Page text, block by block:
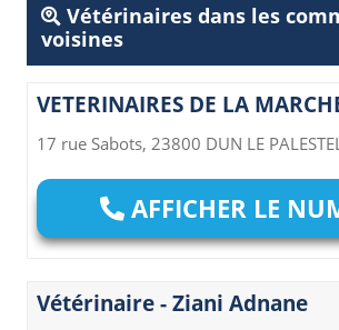
Vétérinaires dans les
voisines
VETERINAIRES DE LA
17 rue Sabots, 23800 DUN LE PALESTEL
AFFICHER LE
Vétérinaire - Ziani Adnane